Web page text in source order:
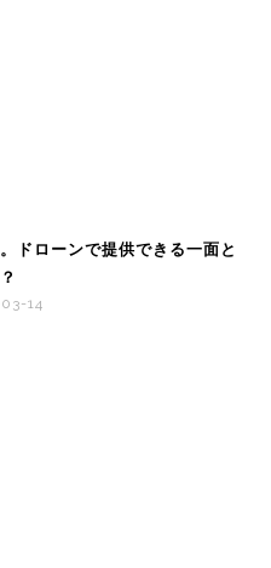
ドローンで提供できる一面と
14